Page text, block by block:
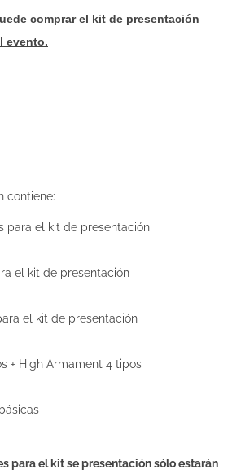
comprar el kit de presentación
evento.
contiene:
para el kit de presentación
para el kit de presentación
para el kit de presentación
tipos + High Armament 4 tipos
mágicas básicas
para el kit se presentación sólo estarán